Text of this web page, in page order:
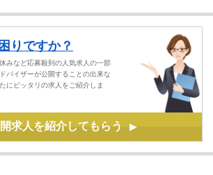
りですか？
みなど応募殺到の人気求人の一部
バイザーが公開することの出来な
にピッタリの求人をご紹介しま
求人を紹介してもらう ▶